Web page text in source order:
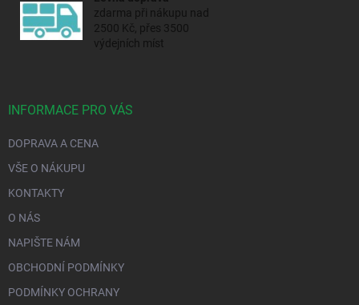
zdarma při nákupu nad
2500 Kč, přes 3500
výdejních míst
INFORMACE PRO VÁS
DOPRAVA A CENA
VŠE O NÁKUPU
KONTAKTY
O NÁS
NAPIŠTE NÁM
OBCHODNÍ PODMÍNKY
PODMÍNKY OCHRANY